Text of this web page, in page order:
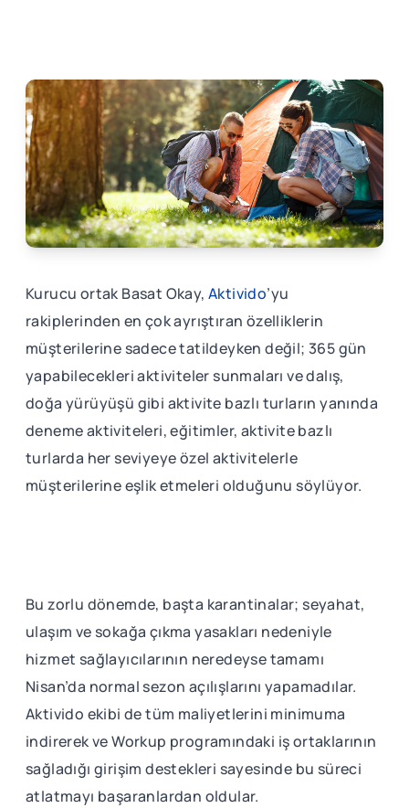
Kurucu ortak Basat Okay, Aktivido’yu
rakiplerinden en çok ayrıştıran özelliklerin
müşterilerine sadece tatildeyken değil; 365 gün
yapabilecekleri aktiviteler sunmaları ve dalış,
doğa yürüyüşü gibi aktivite bazlı turların yanında
deneme aktiviteleri, eğitimler, aktivite bazlı
turlarda her seviyeye özel aktivitelerle
müşterilerine eşlik etmeleri olduğunu söylüyor.
Bu zorlu dönemde, başta karantinalar; seyahat,
ulaşım ve sokağa çıkma yasakları nedeniyle
hizmet sağlayıcılarının neredeyse tamamı
Nisan’da normal sezon açılışlarını yapamadılar.
Aktivido ekibi de tüm maliyetlerini minimuma
indirerek ve Workup programındaki iş ortaklarının
sağladığı girişim destekleri sayesinde bu süreci
atlatmayı başaranlardan oldular.